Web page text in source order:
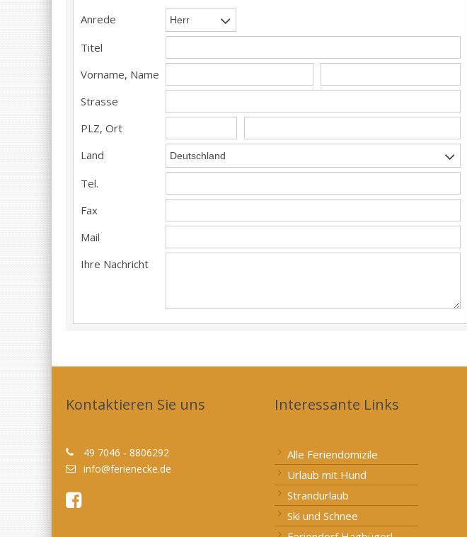
Anrede
Titel
Vorname, Name
Strasse
PLZ, Ort
Land
Tel.
Fax
Mail
Ihre Nachricht
Kontaktieren Sie uns
49 7046 - 8806292
info@ferienecke.de
Interessante Links
Alle Feriendomizile
Urlaub mit Hund
Strandurlaub
Ski und Schnee